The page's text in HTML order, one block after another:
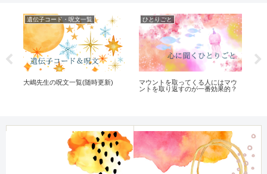
遺伝子コード・呪文一覧
大嶋先生の呪文一覧(随時更新)
ひとりごと
マウントを取ってくる人にはマウ
ントを取り返すのが一番効果的？